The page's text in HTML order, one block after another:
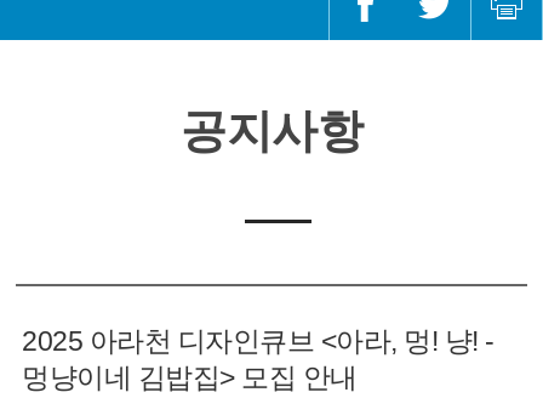
공지사항
2025 아라천 디자인큐브 <아라, 멍! 냥! -
멍냥이네 김밥집> 모집 안내